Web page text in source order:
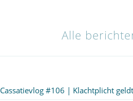
Alle
Cassatievlog #106 | Klachtplicht